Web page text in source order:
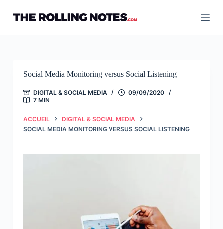
contenu
Social Media Monitoring versus Social Listening
DIGITAL & SOCIAL MEDIA
09/09/2020
7 MIN
ACCUEIL
DIGITAL & SOCIAL MEDIA
SOCIAL MEDIA MONITORING VERSUS SOCIAL LISTENING